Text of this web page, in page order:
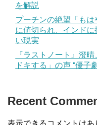
を解説
プーチンの絶望「も
に値切られ、インドに
い現実
『ラストノート』澄
ドキする」の声 “優子
Recent
表示できるコメントはあ